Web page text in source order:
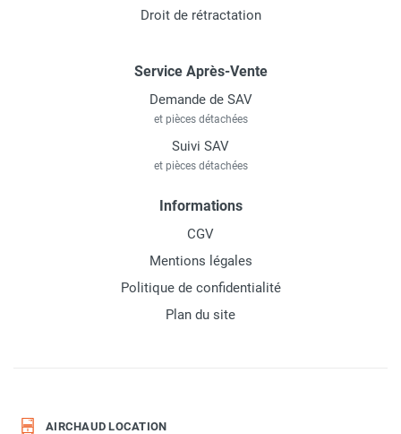
Droit de rétractation
Service Après-Vente
Demande de SAV
et pièces détachées
Suivi SAV
et pièces détachées
Informations
CGV
Mentions légales
Politique de confidentialité
Plan du site
AIRCHAUD LOCATION